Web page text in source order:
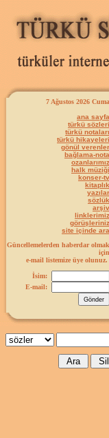
7 Ağustos 2026 Cuma
ana sayfa
türkü sözleri
türkü notaları
türkü hikayeleri
gönül verenler
bağlama-nota
ozanlarımız
halk müziği
konser-tv
kitaplık
yazılar
sözlük
arşiv
linklerimiz
görüşleriniz
site içinde ara
Güncellemelerden haberdar olmak
için
e-mail listemize üye olunuz.
İsim:
E-mail: